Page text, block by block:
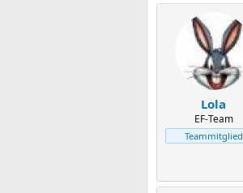
Lola
EF-Team
Teammitglied